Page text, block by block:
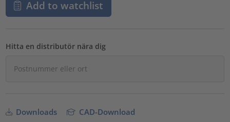
Add to watchlist
Hitta en distributör nära dig
Downloads CAD-Download